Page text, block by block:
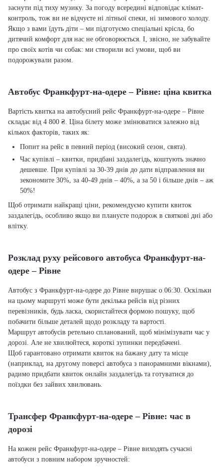
заснути під тиху музику. За погоду всередині відповідає клімат-
контроль, тож ви не відчуєте ні літньої спеки, ні зимового холоду.
Якщо з вами їдуть діти – ми підготуємо спеціальні крісла, бо
дитячий комфорт для нас не обговорюється. І, звісно, не забувайте
про своїх котів чи собак: ми створили всі умови, щоб ви
подорожували разом.
Автобус Франкфурт-на-одере – Рівне: ціна квитка
Вартість квитка на автобусний рейс Франкфурт-на-одере – Рівне
складає від 4 800 ₴. Ціна білету може змінюватися залежно від
кількох факторів, таких як:
Попит на рейс в певний період (високий сезон, свята).
Час купівлі – квитки, придбані заздалегідь, коштують значно
дешевше. При купівлі за 30-39 днів до дати відправлення ви
зекономите 30%, за 40-49 днів – 40%, а за 50 і більше днів – аж
50%!
Щоб отримати найкращі ціни, рекомендуємо купити квиток
заздалегідь, особливо якщо ви плануєте подорож в святкові дні або
влітку.
Розклад руху рейсового автобуса Франкфурт-на-
одере – Рівне
Автобус з Франкфурт-на-одере до Рівне вирушає о 06:30. Оскільки
на цьому маршруті може бути декілька рейсів від різних
перевізників, будь ласка, скористайтеся формою пошуку, щоб
побачити більше деталей щодо розкладу та вартості.
Маршрут автобусів ретельно спланований, щоб мінімізувати час у
дорозі. Але не хвилюйтеся, короткі зупинки передбачені.
Щоб гарантовано отримати квиток на бажану дату та місце
(наприклад, на другому поверсі автобуса з панорамними вікнами),
радимо придбати квиток онлайн заздалегідь та готуватися до
поїздки без зайвих хвилювань.
Трансфер Франкфурт-на-одере – Рівне: час в
дорозі
На кожен рейс Франкфурт-на-одере – Рівне виходять сучасні
автобуси з повним набором зручностей: